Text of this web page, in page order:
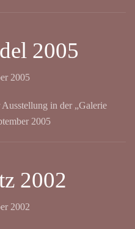
2005
2005
in der „Galerie
2005
2002
2002